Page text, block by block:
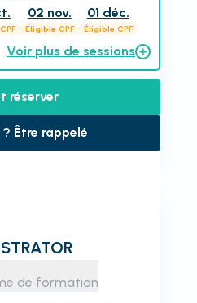
02 nov.
Éligible CPF
01 déc.
Éligible CPF
Voir plus de sessions
réserver
Être rappelé
de formation